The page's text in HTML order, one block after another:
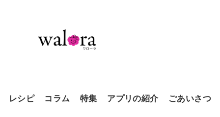
レシピ コラム 特集 アプリの紹介 ごあいさつ